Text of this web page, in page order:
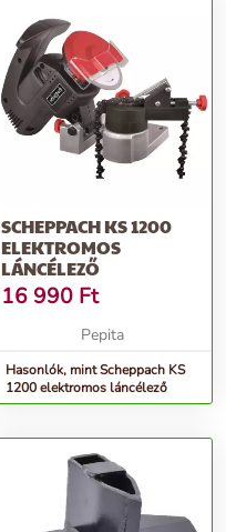
SCHEPPACH KS 1200
ELEKTROMOS
LÁNCÉLEZŐ
16 990 Ft
Pepita
Hasonlók, mint Scheppach KS
1200 elektromos láncélező